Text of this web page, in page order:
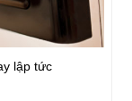
lập tức